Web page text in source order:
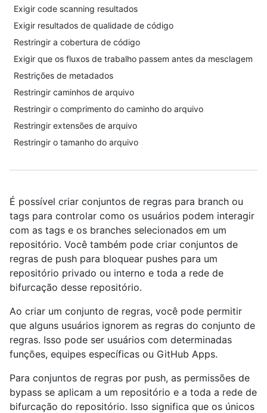
Exigir code scanning resultados
Exigir resultados de qualidade de código
Restringir a cobertura de código
Exigir que os fluxos de trabalho passem antes da mesclagem
Restrições de metadados
Restringir caminhos de arquivo
Restringir o comprimento do caminho do arquivo
Restringir extensões de arquivo
Restringir o tamanho do arquivo
É possível criar conjuntos de regras para branch ou
tags para controlar como os usuários podem interagir
com as tags e os branches selecionados em um
repositório. Você também pode criar conjuntos de
regras de push para bloquear pushes para um
repositório privado ou interno e toda a rede de
bifurcação desse repositório.
Ao criar um conjunto de regras, você pode permitir
que alguns usuários ignorem as regras do conjunto de
regras. Isso pode ser usuários com determinadas
funções, equipes específicas ou GitHub Apps.
Para conjuntos de regras por push, as permissões de
bypass se aplicam a um repositório e a toda a rede de
bifurcação do repositório. Isso significa que os únicos